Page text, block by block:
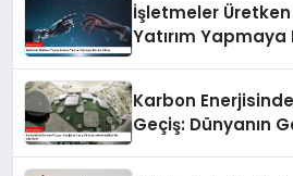
İşletmeler
Yatırım
Karbon
Geçiş: Dünyanın